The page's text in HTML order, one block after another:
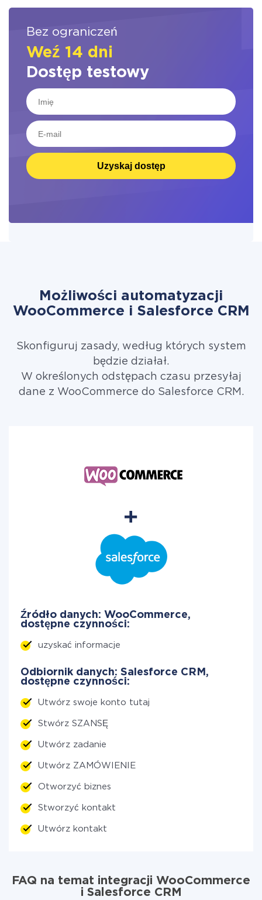
Bez ograniczeń
Weź 14 dni
Dostęp testowy
Uzyskaj dostęp
Możliwości automatyzacji
WooCommerce i Salesforce CRM
Skonfiguruj zasady, według których system
będzie działał.
W określonych odstępach czasu przesyłaj
dane z WooCommerce do Salesforce CRM.
Źródło danych: WooCommerce,
dostępne czynności:
uzyskać informacje
Odbiornik danych: Salesforce CRM,
dostępne czynności:
Utwórz swoje konto tutaj
Stwórz SZANSĘ
Utwórz zadanie
Utwórz ZAMÓWIENIE
Otworzyć biznes
Stworzyć kontakt
Utwórz kontakt
FAQ na temat integracji WooCommerce
i Salesforce CRM